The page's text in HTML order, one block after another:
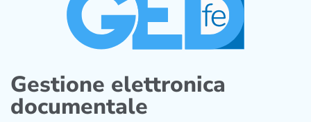
Gestione elettronica
documentale